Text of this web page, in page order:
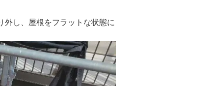
外し、屋根をフラットな状態に